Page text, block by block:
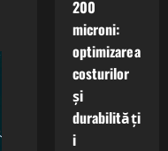
200
microni:
optimizarea
costurilor
și
durabilități
i